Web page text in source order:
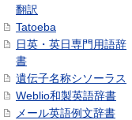
翻訳
Tatoeba
日英・英日専門用語辞
書
遺伝子名称シソーラス
Weblio和製英語辞書
メール英語例文辞書